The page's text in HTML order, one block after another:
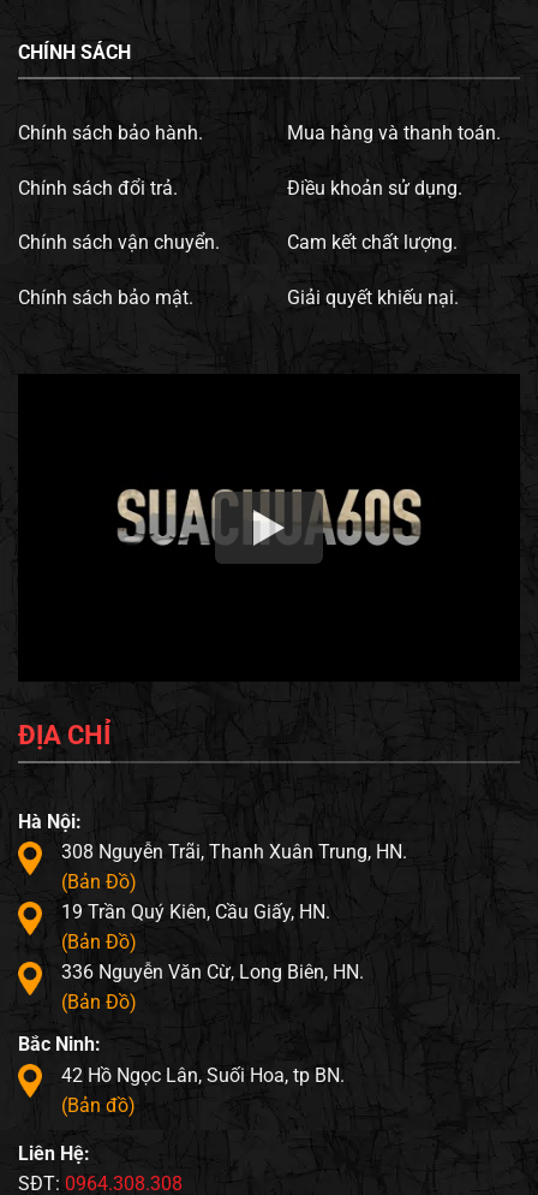
CHÍNH SÁCH
Chính sách bảo hành.
Chính sách đổi trả.
Chính sách vận chuyển.
Chính sách bảo mật.
Mua hàng và thanh toán.
Điều khoản sử dụng.
Cam kết chất lượng.
Giải quyết khiếu nại.
ĐỊA CHỈ
Hà Nội:
308 Nguyễn Trãi, Thanh Xuân Trung, HN.
(Bản Đồ)
19 Trần Quý Kiên, Cầu Giấy, HN.
(Bản Đồ)
336 Nguyễn Văn Cừ, Long Biên, HN.
(Bản Đồ)
Bắc Ninh:
42 Hồ Ngọc Lân, Suối Hoa, tp BN.
(Bản đồ)
Liên Hệ:
SĐT: 0964.308.308